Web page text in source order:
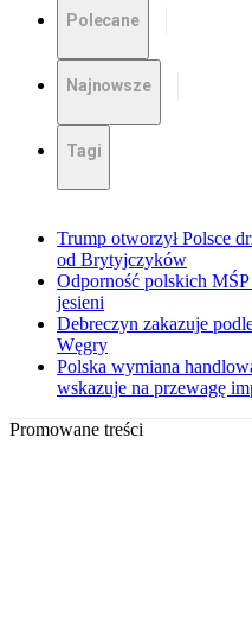
Polecane
Najnowsze
Tagi
Trump otworzył Polsce
od Brytyjczyków
Odporność polskich MŚP
jesieni
Debreczyn zakazuje
Węgry
Polska wymiana
wskazuje na przewagę
Promowane treści